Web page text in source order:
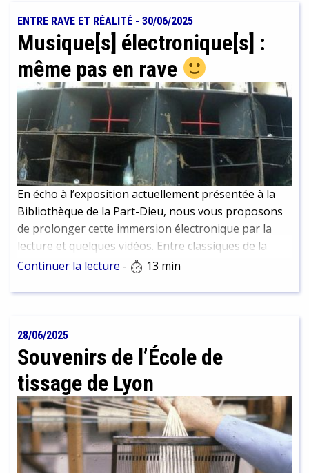
ENTRE RAVE ET RÉALITÉ - 30/06/2025
Musique[s] électronique[s] :
même pas en rave
En écho à l’exposition actuellement présentée à la
Bibliothèque de la Part-Dieu, nous vous proposons
de prolonger cette immersion électronique par la
lecture et quelques vidéos. Entre classiques de la
culture électro et nouvelles perspectives.
Continuer la lecture - 13 min
28/06/2025
Souvenirs de l’École de
tissage de Lyon